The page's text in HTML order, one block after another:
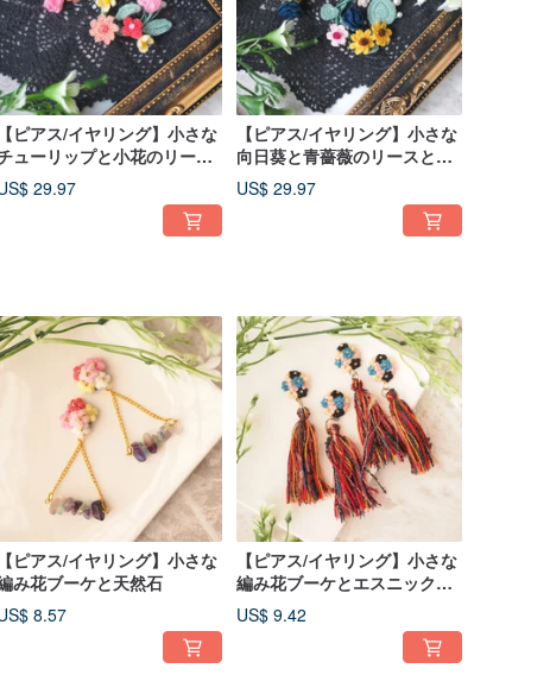
【ピアス/イヤリング】小さな
ューリップと小花のリース
花束のアシンメトリー
29.97
【ピアス/イヤリング】小さな
向日葵と青薔薇のリースと花
束のアシンメトリー
US$ 29.97
【ピアス/イヤリング】小さな
み花ブーケと天然石
8.57
【ピアス/イヤリング】小さな
編み花ブーケとエスニックな
引き揃えのタッセル
US$ 9.42